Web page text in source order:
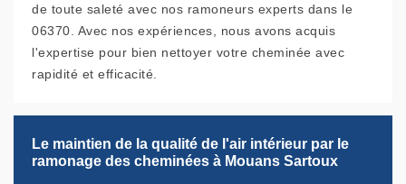
de toute saleté avec nos ramoneurs experts dans le
06370. Avec nos expériences, nous avons acquis
l'expertise pour bien nettoyer votre cheminée avec
rapidité et efficacité.
Le maintien de la qualité de l'air intérieur par le
ramonage des cheminées à Mouans Sartoux